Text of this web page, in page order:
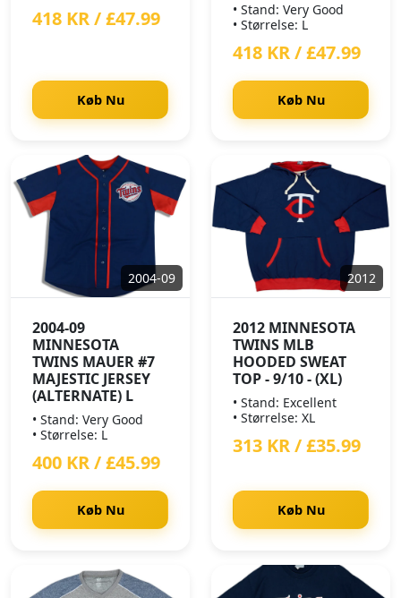
418 KR / £47.99
Køb Nu
• Stand: Very Good
• Størrelse: L
418 KR / £47.99
Køb Nu
2004-09
2004-09
MINNESOTA
TWINS MAUER #7
MAJESTIC JERSEY
(ALTERNATE) L
• Stand: Very Good
• Størrelse: L
400 KR / £45.99
Køb Nu
2012
2012 MINNESOTA
TWINS MLB
HOODED SWEAT
TOP - 9/10 - (XL)
• Stand: Excellent
• Størrelse: XL
313 KR / £35.99
Køb Nu